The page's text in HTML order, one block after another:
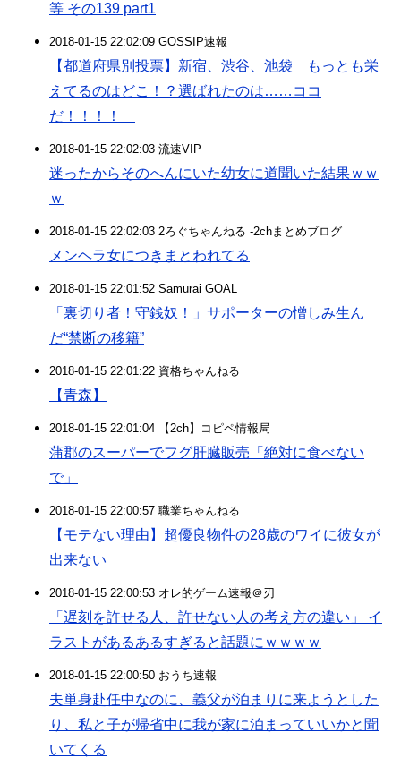
等 その139 part1
2018-01-15 22:02:09 GOSSIP速報
【都道府県別投票】新宿、渋谷、池袋 もっとも栄
えてるのはどこ！？選ばれたのは……ココ
だ！！！！
2018-01-15 22:02:03 流速VIP
迷ったからそのへんにいた幼女に道聞いた結果ｗｗ
ｗ
2018-01-15 22:02:03 2ろぐちゃんねる -2chまとめブログ
メンヘラ女につきまとわれてる
2018-01-15 22:01:52 Samurai GOAL
「裏切り者！守銭奴！」サポーターの憎しみ生ん
だ“禁断の移籍”
2018-01-15 22:01:22 資格ちゃんねる
【青森】
2018-01-15 22:01:04 【2ch】コピペ情報局
蒲郡のスーパーでフグ肝臓販売「絶対に食べない
で」
2018-01-15 22:00:57 職業ちゃんねる
【モテない理由】超優良物件の28歳のワイに彼女が
出来ない
2018-01-15 22:00:53 オレ的ゲーム速報＠刃
「遅刻を許せる人、許せない人の考え方の違い」 イ
ラストがあるあるすぎると話題にｗｗｗｗ
2018-01-15 22:00:50 おうち速報
夫単身赴任中なのに、義父が泊まりに来ようとした
り、私と子が帰省中に我が家に泊まっていいかと聞
いてくる